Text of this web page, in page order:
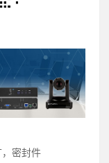
，密封件